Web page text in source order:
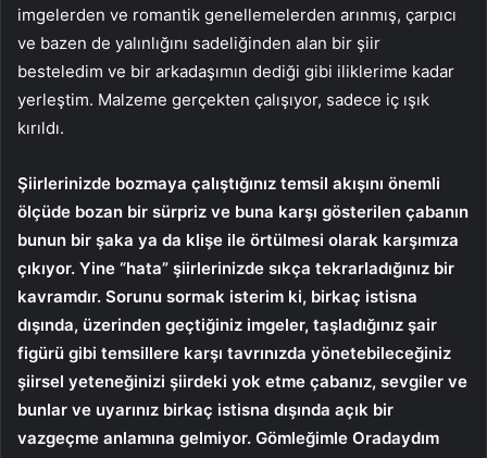
imgelerden ve romantik genellemelerden arınmış, çarpıcı
ve bazen de yalınlığını sadeliğinden alan bir şiir
besteledim ve bir arkadaşımın dediği gibi iliklerime kadar
yerleştim. Malzeme gerçekten çalışıyor, sadece iç ışık
kırıldı.
Şiirlerinizde bozmaya çalıştığınız temsil akışını önemli
ölçüde bozan bir sürpriz ve buna karşı gösterilen çabanın
bunun bir şaka ya da klişe ile örtülmesi olarak karşımıza
çıkıyor. Yine “hata” şiirlerinizde sıkça tekrarladığınız bir
kavramdır. Sorunu sormak isterim ki, birkaç istisna
dışında, üzerinden geçtiğiniz imgeler, taşladığınız şair
figürü gibi temsillere karşı tavrınızda yönetebileceğiniz
şiirsel yeteneğinizi şiirdeki yok etme çabanız, sevgiler ve
bunlar ve uyarınız birkaç istisna dışında açık bir
vazgeçme anlamına gelmiyor. Gömleğimle Oradaydım